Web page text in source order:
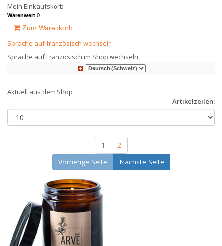
Mein Einkaufskorb
Warenwert 0
Zum Warenkorb
Sprache auf französisch wechseln
Sprache auf Französisch im Shop wechseln
Aktuell aus dem Shop
Artikelzeilen:
1
2
Vorherige Seite
Nächste Seite